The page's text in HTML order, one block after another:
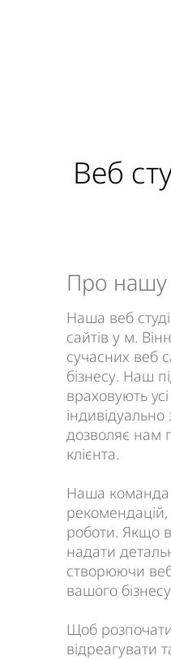
Веб
Про нашу
Наша веб
сайтів у м.
сучасних веб
бізнесу. Наш
враховують
дозволяє нам
клієнта.
Наша команда
роботи. Якщо
надати
створюючи
вашого
Щоб
відреагувати